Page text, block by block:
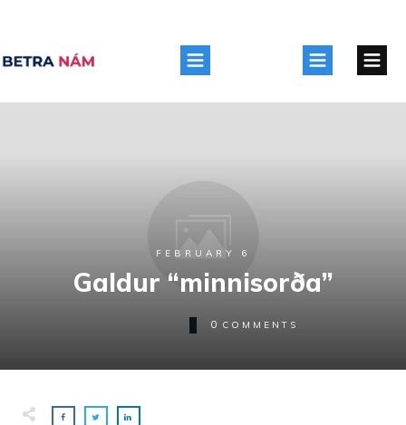
FEBRUARY 6
Galdur “minnisorða”
0 COMMENTS